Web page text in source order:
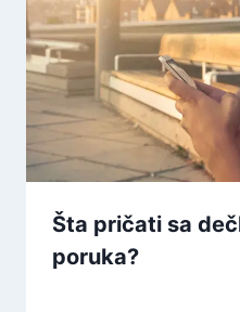
Šta pričati sa
poruka?